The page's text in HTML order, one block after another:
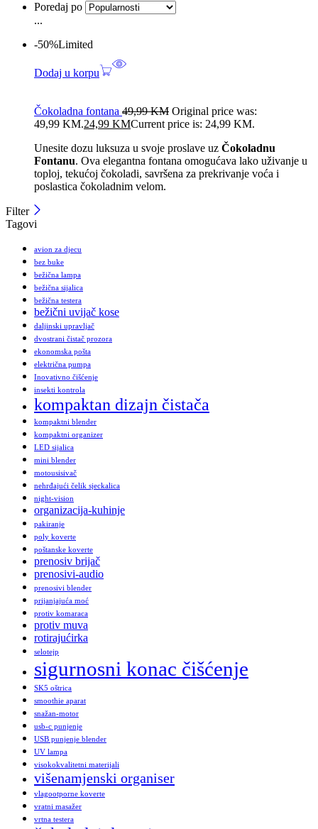
Poredaj po
...
-50%Limited
Dodaj u korpu
Čokoladna fontana 49,99KM Original price was:
49,99 KM.24,99 KMCurrent price is: 24,99 KM.
Unesite dozu luksuza u svoje proslave uz Čokoladnu
Fontanu. Ova elegantna fontana omogućava lako uživanje u
toploj, tekućoj čokoladi, savršena za prekrivanje voća i
poslastica čokoladnim velom.
Filter
Tagovi
avion za djecu
bez buke
bežična lampa
bežična sijalica
bežična testera
bežični uvijač kose
daljinski upravljač
dvostrani čistač prozora
ekonomska pošta
električna pumpa
Inovativno čišćenje
insekti kontrola
kompaktan dizajn čistača
kompaktni blender
kompaktni organizer
LED sijalica
mini blender
motousisivač
nehrđajući čelik sjeckalica
night-vision
organizacija-kuhinje
pakiranje
poly koverte
poštanske koverte
prenosiv brijač
prenosivi-audio
prenosivi blender
prijanjajuća moć
protiv komaraca
protiv muva
rotirajućirka
selotejp
sigurnosni konac čišćenje
SK5 oštrica
smoothie aparat
snažan-motor
usb-c punjenje
USB punjenje blender
UV lampa
visokokvalitetni materijali
višenamjenski organiser
vlagootporne koverte
vratni masažer
vrtna testera